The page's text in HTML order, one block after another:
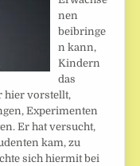
nen
beibringe
n kann,
Kindern
das
hier vorstellt,
Experimenten
Er hat versucht,
kam, zu
sich hiermit bei